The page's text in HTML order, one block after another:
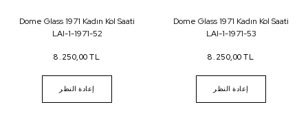
Dome Glass 1971 Kadın Kol Saati
LAI-1-1971-52
8.250,00 TL
إعادة النظر
Dome Glass 1971 Kadın Kol Saati
LAI-1-1971-53
8.250,00 TL
إعادة النظر